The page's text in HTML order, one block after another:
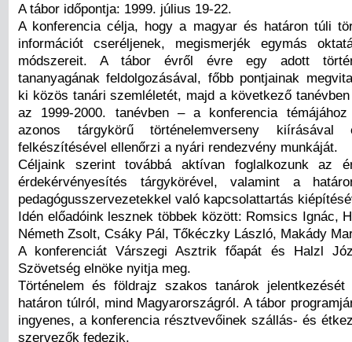
A tábor időpontja: 1999. július 19-22.
A konferencia célja, hogy a magyar és határon túli
információt cseréljenek, megismerjék egymás
módszereit. A tábor évről évre egy adott
tananyagának feldolgozásával, főbb pontjainak
ki közös tanári szemléletét, majd a következő
az 1999-2000. tanévben – a konferencia témájához
azonos tárgykörű történelemverseny
felkészítésével ellenőrzi a nyári rendezvény munkáját.
Céljaink szerint továbbá aktívan foglalkozunk az
érdekérvényesítés tárgykörével, valamint a
pedagógusszervezetekkel való kapcsolattartás
Idén előadóink lesznek többek között: Romsics Ignác,
Németh Zsolt, Csáky Pál, Tőkéczky László, Makády
A konferenciát Várszegi Asztrik főapát és Halzl
Szövetség elnöke nyitja meg.
Történelem és földrajz szakos tanárok
határon túlról, mind Magyarországról. A tábor
ingyenes, a konferencia résztvevőinek szállás- és
szervezők fedezik.